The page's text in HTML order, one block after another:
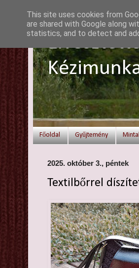
Főoldal Gyűjtemény
2025. október 3., péntek
Textilbőrrel
This site uses cookies from
are shared with Google along
statistics, and to detect and